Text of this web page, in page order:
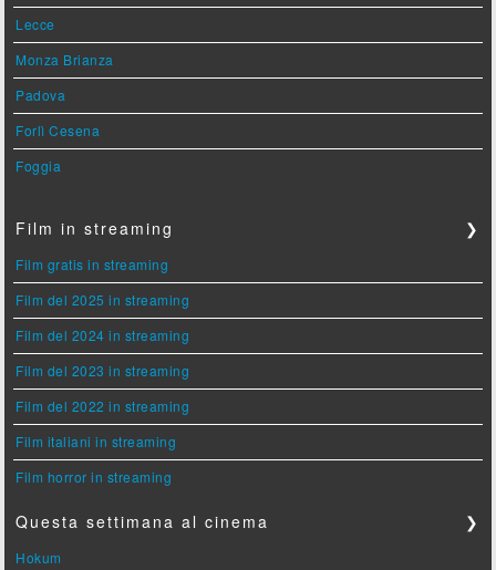
Lecce
Monza Brianza
Padova
Forlì Cesena
Foggia
Film in streaming ❯
Film gratis in streaming
Film del 2025 in streaming
Film del 2024 in streaming
Film del 2023 in streaming
Film del 2022 in streaming
Film italiani in streaming
Film horror in streaming
Questa settimana al cinema ❯
Hokum